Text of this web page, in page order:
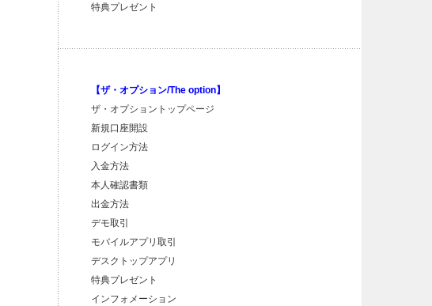
特典プレゼント
【ザ・オプション/The option】
ザ・オプショントップページ
新規口座開設
ログイン方法
入金方法
本人確認書類
出金方法
デモ取引
モバイルアプリ取引
デスクトップアプリ
特典プレゼント
インフォメーション